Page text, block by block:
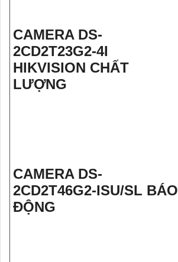
CAMERA DS-
2CD2T23G2-4I
HIKVISION CHẤT
LƯỢNG
CAMERA DS-
2CD2T46G2-ISU/SL BÁO
ĐỘNG